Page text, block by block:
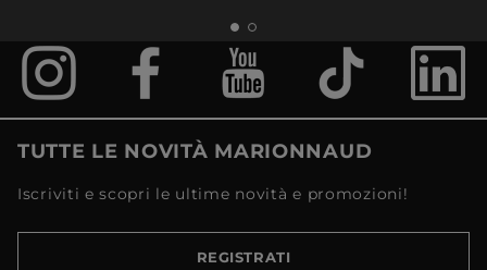
TUTTE LE NOVITÀ MARIONNAUD
Iscriviti e scopri le ultime novità e promozioni!
REGISTRATI